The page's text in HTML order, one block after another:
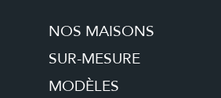
NOS MAISONS
SUR-MESURE
MODÈLES